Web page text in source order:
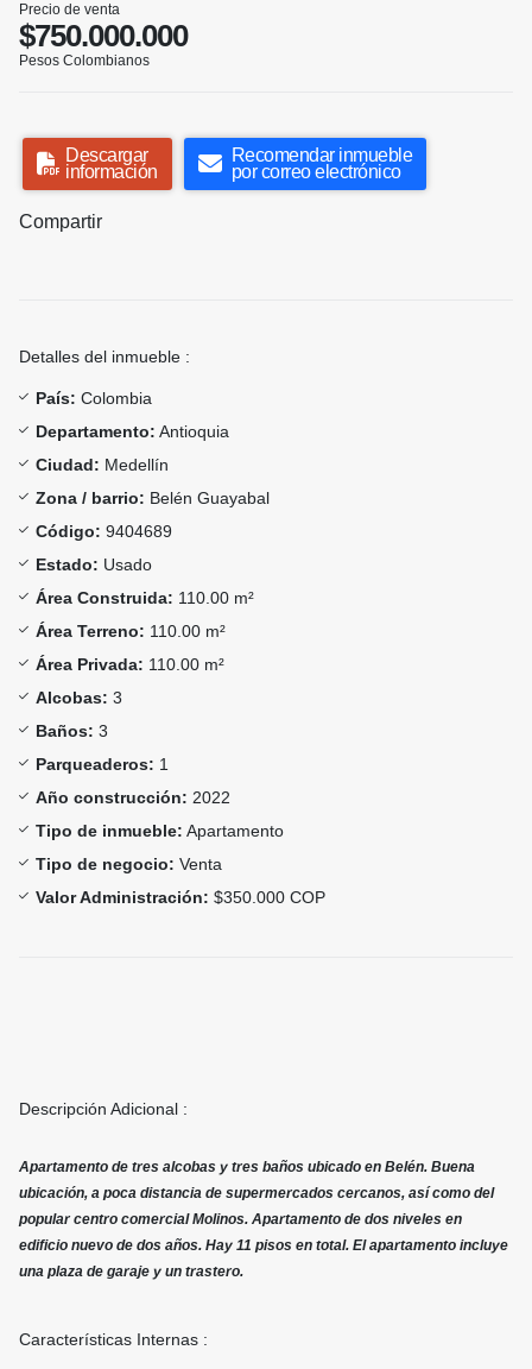
Precio de venta
$750.000.000
Pesos Colombianos
Descargar
información
Recomendar inmueble
por correo electrónico
Compartir
Detalles del inmueble :
País: Colombia
Departamento: Antioquia
Ciudad: Medellín
Zona / barrio: Belén Guayabal
Código: 9404689
Estado: Usado
Área Construida: 110.00 m²
Área Terreno: 110.00 m²
Área Privada: 110.00 m²
Alcobas: 3
Baños: 3
Parqueaderos: 1
Año construcción: 2022
Tipo de inmueble: Apartamento
Tipo de negocio: Venta
Valor Administración: $350.000 COP
Descripción Adicional :
Apartamento de tres alcobas y tres baños ubicado en Belén. Buena
ubicación, a poca distancia de supermercados cercanos, así como del
popular centro comercial Molinos. Apartamento de dos niveles en
edificio nuevo de dos años. Hay 11 pisos en total. El apartamento incluye
una plaza de garaje y un trastero.
Características Internas :